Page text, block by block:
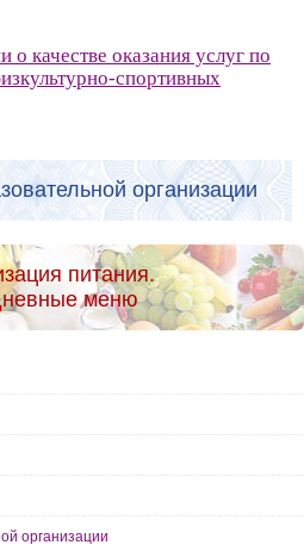
качестве оказания услуг по
спортивных
организации
питания.
меню
организации